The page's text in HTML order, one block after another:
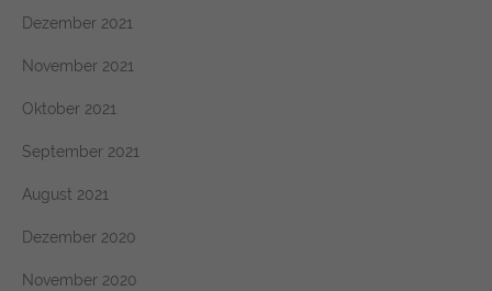
Dezember 2021
November 2021
Oktober 2021
September 2021
August 2021
Dezember 2020
November 2020